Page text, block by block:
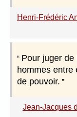
Henri-Frédéric
Pour juger
hommes entre
de pouvoir.
Jean-Jacques